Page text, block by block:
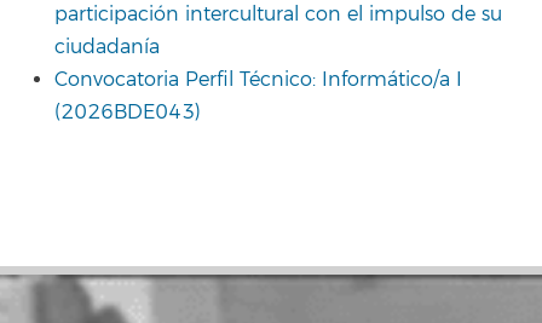
participación intercultural con el impulso de su
ciudadanía
Convocatoria Perfil Técnico: Informático/a I
(2026BDE043)